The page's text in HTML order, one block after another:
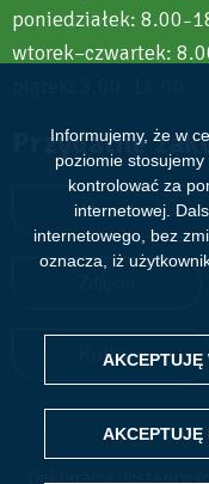
Informujemy, że w
poziomie
kontrolować za
internetowej.
internetowego, bez
oznacza, iż
AKCEPTUJĘ
AKCEPTUJĘ
poniedziałek: 8.00–
wtorek–czwartek:
Przydatne
Aktualności
Kultura
Deklaracja